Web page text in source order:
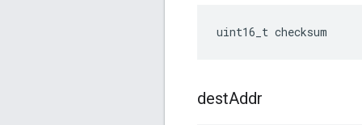
uint16_t checksum
destAddr